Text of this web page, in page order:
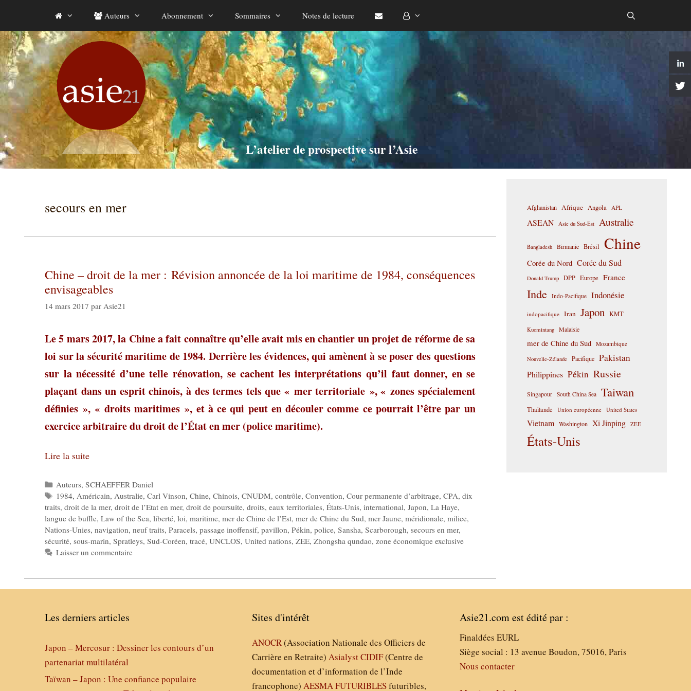
contenu
Auteurs Abonnement Sommaires Notes de lecture
L’atelier de prospective sur l’Asie
secours en mer
Chine – droit de la mer : Révision annoncée de la loi maritime de 1984, conséquences
envisageables
14 mars 2017 par Asie21
Le 5 mars 2017, la Chine a fait connaître qu’elle avait mis en chantier un projet de réforme de sa
loi sur la sécurité maritime de 1984. Derrière les évidences, qui amènent à se poser des questions
sur la nécessité d’une telle rénovation, se cachent les interprétations qu’il faut donner, en se
plaçant dans un esprit chinois, à des termes tels que « mer territoriale », « zones spécialement
définies », « droits maritimes », et à ce qui peut en découler comme ce pourrait l’être par un
exercice arbitraire du droit de l’État en mer (police maritime).
Lire la suite
Catégories
Auteurs,SCHAEFFER Daniel
Étiquettes
1984,Américain,Australie,Carl Vinson,Chine,Chinois,CNUDM,contrôle,Convention,Cour permanente d’arbitrage,CPA,dix
traits, droit de la mer, droit de l’Etat en mer, droit de poursuite, droits, eaux territoriales, États-Unis, international, Japon, La Haye,
langue de buffle, Law of the Sea, liberté, loi, maritime, mer de Chine de l’Est, mer de Chine du Sud, mer Jaune, méridionale, milice,
Nations-Unies, navigation, neuf traits, Paracels, passage inoffensif, pavillon, Pékin, police, Sansha, Scarborough, secours en mer,
sécurité, sous-marin, Spratleys, Sud-Coréen, tracé, UNCLOS, United nations, ZEE, Zhongsha qundao, zone économique exclusive
Laisser un commentaire
Afghanistan Afrique Angola APL
ASEAN Asie du Sud-Est Australie
Bangladesh Birmanie Brésil Chine
Corée du Nord Corée du Sud
Donald Trump DPP Europe France
Inde Indo-Pacifique Indonésie
indopacifique Iran Japon KMT
Kuomintang Malaisie
mer de Chine du Sud Mozambique
Nouvelle-Zélande Pacifique Pakistan
Philippines Pékin Russie
Singapour South China Sea Taiwan
Thaïlande Union européenne United States
Vietnam Washington Xi Jinping ZEE
États-Unis
Les derniers articles
Japon – Mercosur : Dessiner les contours d’un
partenariat multilatéral
Taïwan – Japon : Une confiance populaire
Sites d'intérêt
ANOCR(Association Nationale des Officiers de
Carrière en Retraite)AsialystCIDIF(Centre de
documentation et d’information de l’Inde
francophone)AESMAFUTURIBLESfuturibles,
Asie21.com est édité par :
Finaldées EURL
Siège social : 13 avenue Boudon, 75016, Paris
Nous contacter